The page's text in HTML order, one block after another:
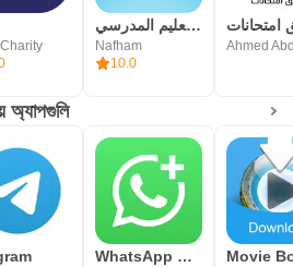
نفهم - مناهج التعليم المدرسي
Nafham
10.0
অ্যাপগুলি
WhatsApp Business Movie